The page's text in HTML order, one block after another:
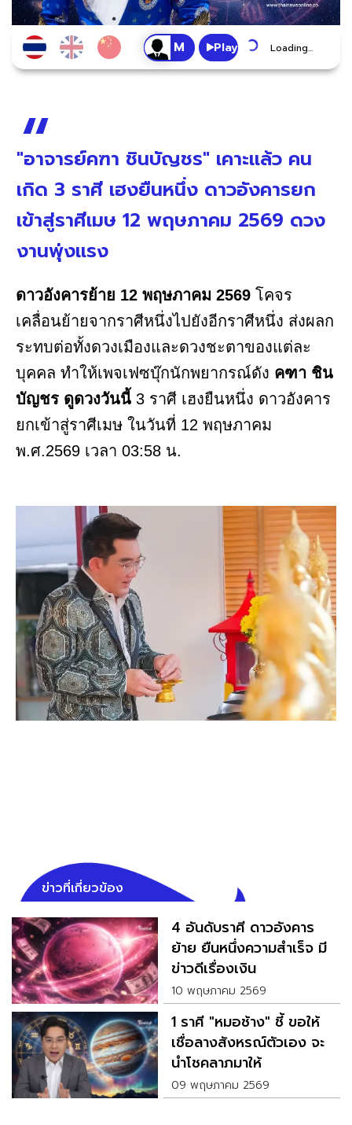
Play Loading...
"อาจารย์คฑา ชินบัญชร" เคาะแล้ว คน
เกิด 3 ราศี เฮงยืนหนึ่ง ดาวอังคารยก
เข้าสู่ราศีเมษ 12 พฤษภาคม 2569 ดวง
งานพุ่งแรง
ดาวอังคารย้าย 12 พฤษภาคม 2569 โคจร
เคลื่อนย้ายจากราศีหนึ่งไปยังอีกราศีหนึ่ง ส่งผลก
ระทบต่อทั้งดวงเมืองและดวงชะตาของแต่ละ
บุคคล ทำให้เพจเฟซบุ๊กนักพยากรณ์ดัง คฑา ชิน
บัญชร ดูดวงวันนี้ 3 ราศี เฮงยืนหนึ่ง ดาวอังคาร
ยกเข้าสู่ราศีเมษ ในวันที่ 12 พฤษภาคม
พ.ศ.2569 เวลา 03:58 น.
ข่าวที่เกี่ยวข้อง
4 อันดับราศี ดาวอังคาร
ย้าย ยืนหนึ่งความสำเร็จ มี
ข่าวดีเรื่องเงิน
10 พฤษภาคม 2569
1 ราศี "หมอช้าง" ชี้ ขอให้
เชื่อลางสังหรณ์ตัวเอง จะ
นำโชคลาภมาให้
09 พฤษภาคม 2569